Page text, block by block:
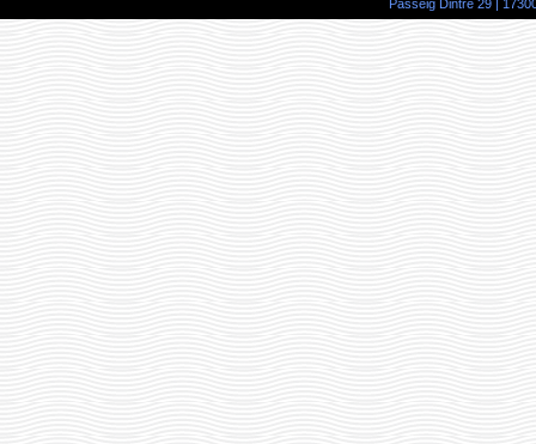
Passeig Dintre 29 |